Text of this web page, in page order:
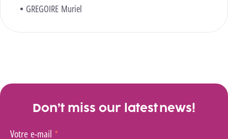
GREGOIRE Muriel
Don’t miss our latest news!
Votre e-mail *